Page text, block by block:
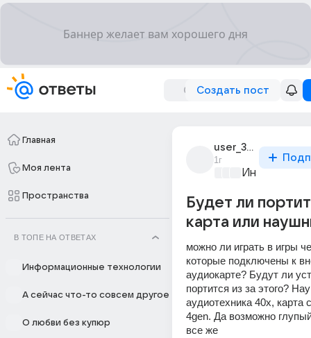
Создать пост
Главная
Моя лента
Пространства
В ТОПЕ НА ОТВЕТАХ
Информационные технологии
А сейчас что-то совсем другое
О любви без купюр
user_313968962
1г
Будет ли
карта или
можно ли играть в игры
которые подключены к
аудиокарте? Будут ли
портится из за этого?
аудиотехника 40х, карта
4gen. Да возможно
все же